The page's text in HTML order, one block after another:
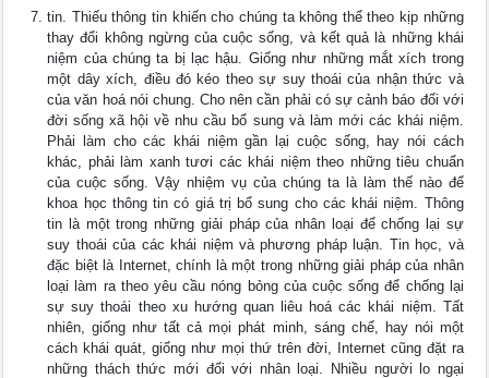
tin. Thiếu thông tin khiến cho chúng ta không thể theo kịp những
thay đổi không ngừng của cuộc sống, và kết quả là những khái
niệm của chúng ta bị lạc hậu. Giống như những mắt xích trong
một dây xích, điều đó kéo theo sự suy thoái của nhận thức và
của văn hoá nói chung. Cho nên cần phải có sự cảnh báo đối với
đời sống xã hội về nhu cầu bổ sung và làm mới các khái niệm.
Phải làm cho các khái niệm gần lại cuộc sống, hay nói cách
khác, phải làm xanh tươi các khái niệm theo những tiêu chuẩn
của cuộc sống. Vậy nhiệm vụ của chúng ta là làm thế nào để
khoa học thông tin có giá trị bổ sung cho các khái niệm. Thông
tin là một trong những giải pháp của nhân loại để chống lại sự
suy thoái của các khái niệm và phương pháp luận. Tin học, và
đặc biệt là Internet, chính là một trong những giải pháp của nhân
loại làm ra theo yêu cầu nóng bỏng của cuộc sống để chống lại
sự suy thoái theo xu hướng quan liêu hoá các khái niệm. Tất
nhiên, giống như tất cả mọi phát minh, sáng chế, hay nói một
cách khái quát, giống như mọi thứ trên đời, Internet cũng đặt ra
những thách thức mới đối với nhân loại. Nhiều người lo ngại